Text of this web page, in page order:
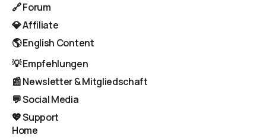
🔗 Forum
💎 Affiliate
🌎 English Content
💡 Empfehlungen
📰 Newsletter & Mitgliedschaft
💬 Social Media
💖 Support
Home